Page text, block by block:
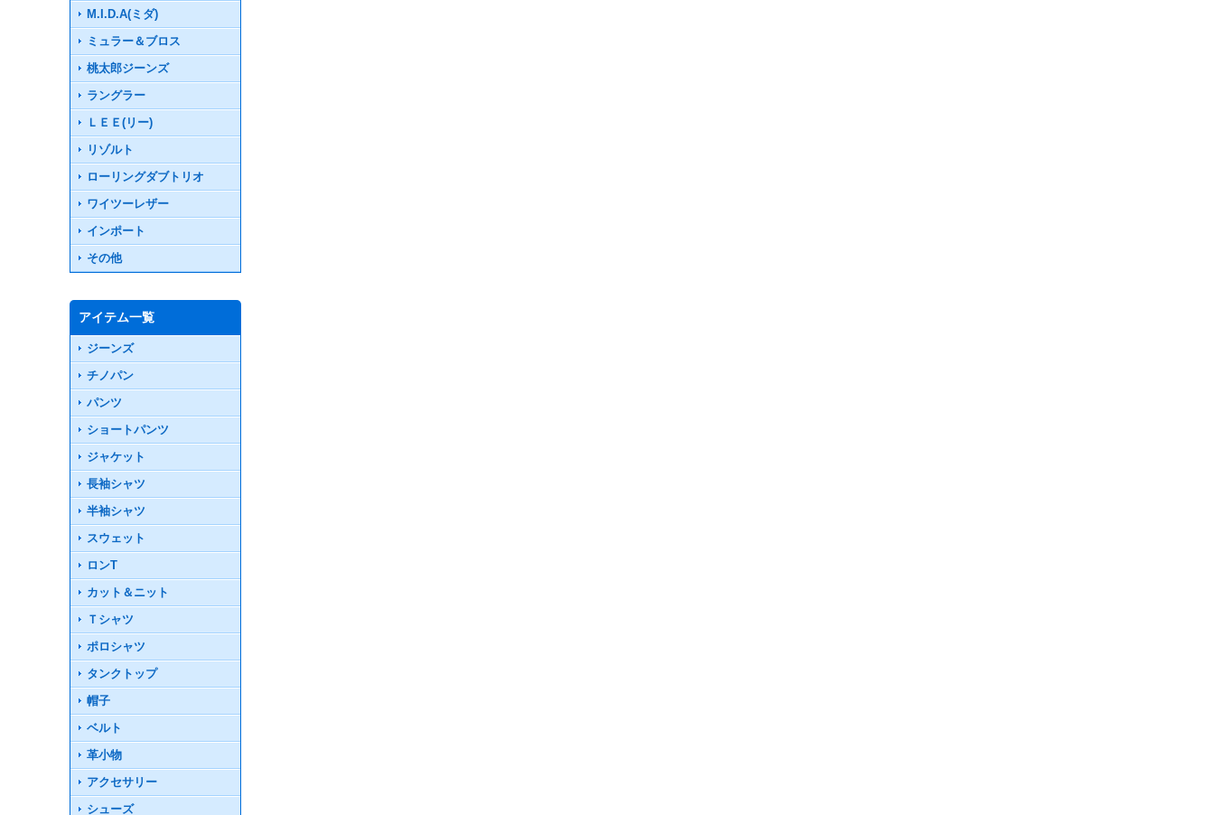
M.I.D.A(ミダ)
ミュラー＆ブロス
桃太郎ジーンズ
ラングラー
ＬＥＥ(リー)
リゾルト
ローリングダブトリオ
ワイツーレザー
インポート
その他
アイテム一覧
ジーンズ
チノパン
パンツ
ショートパンツ
ジャケット
長袖シャツ
半袖シャツ
スウェット
ロンT
カット＆ニット
Ｔシャツ
ポロシャツ
タンクトップ
帽子
ベルト
革小物
アクセサリー
シューズ